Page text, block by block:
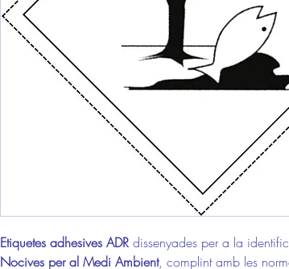
Etiquetes adhesives ADR dissenyades per a la
Nocives per al Medi Ambient, complint amb les